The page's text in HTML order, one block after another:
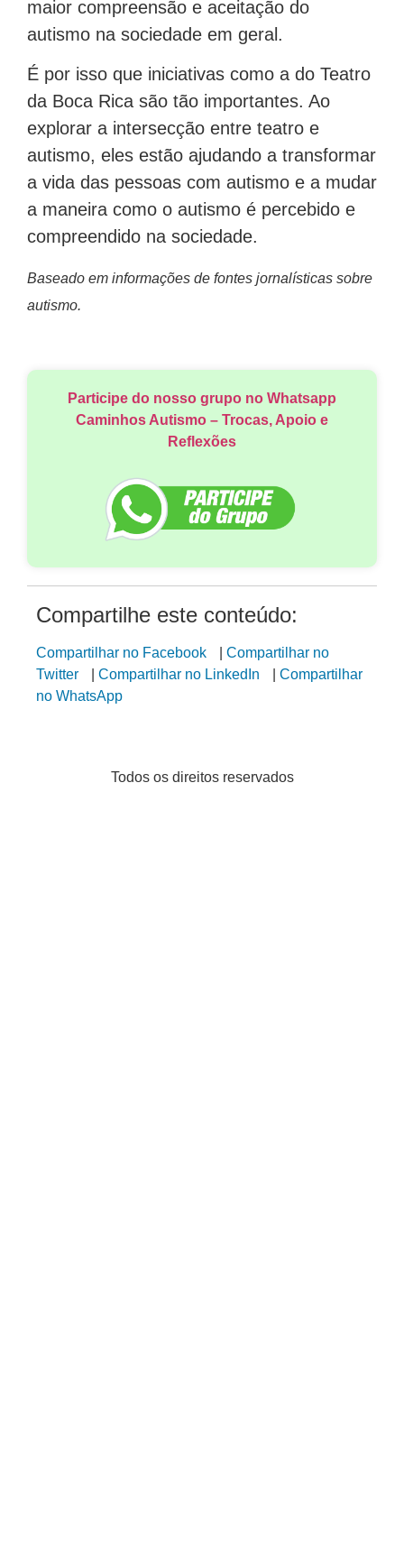
maior compreensão e aceitação do
autismo na sociedade em geral.
É por isso que iniciativas como a do Teatro
da Boca Rica são tão importantes. Ao
explorar a intersecção entre teatro e
autismo, eles estão ajudando a transformar
a vida das pessoas com autismo e a mudar
a maneira como o autismo é percebido e
compreendido na sociedade.
Baseado em informações de fontes jornalísticas sobre
autismo.
Participe do nosso grupo no Whatsapp
Caminhos Autismo – Trocas, Apoio e
Reflexões
Compartilhe este conteúdo:
Compartilhar no Facebook
Compartilhar no
Twitter
Compartilhar no LinkedIn
Compartilhar
no WhatsApp
Todos os direitos reservados